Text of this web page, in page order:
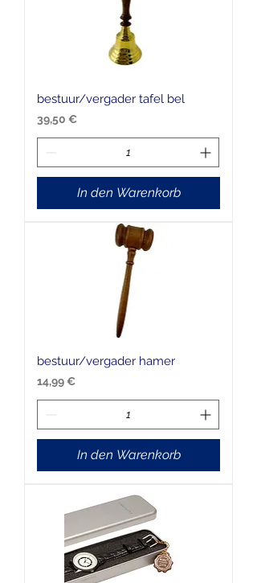
bestuur/vergader tafel bel
Preis
39,50 €
In den Warenkorb
bestuur/vergader hamer
Preis
14,99 €
In den Warenkorb